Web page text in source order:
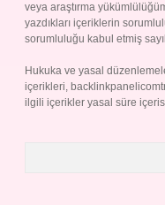
veya araştırma
yazdıkları içeriklerin
sorumluluğu kabul etmiş
Hukuka ve yasal
içerikleri,
ilgili içerikler yasal süre